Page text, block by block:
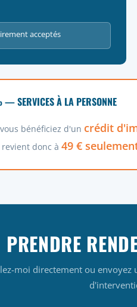
acceptés
SERVICES À LA PERSONNE
bénéficiez d'un crédit
donc à 49 €
PRENDRE
moi directement ou